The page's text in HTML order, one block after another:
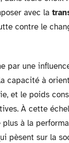
avec la
contre le
par une
capacité à
et le poids
À cette
à la
pèsent sur la